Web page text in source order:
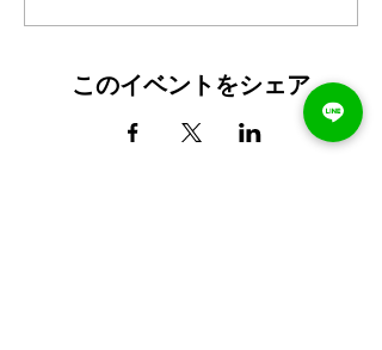
このイベントをシェア